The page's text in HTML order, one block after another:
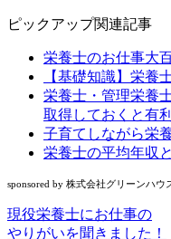
ピックアップ関連記事
栄養士のお仕事大
【基礎知識】栄養
栄養士・管理栄養
取得しておくと有
子育てしながら栄
栄養士の平均年収
sponsored by 株式会社グリーンハウ
現役栄養士にお仕事の
やりがいを聞きました！